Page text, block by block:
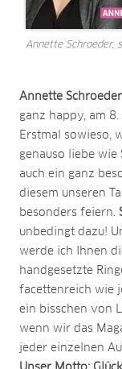
Annette Schroeder,
Annette
ganz happy, am
Erstmal sowieso,
genauso liebe wie
auch ein ganz
diesem unseren
besonders feiern.
unbedingt dazu!
werde ich Ihnen
handgesetzte
facettenreich wie
ein bisschen von
wenn wir das
jeder einzelnen